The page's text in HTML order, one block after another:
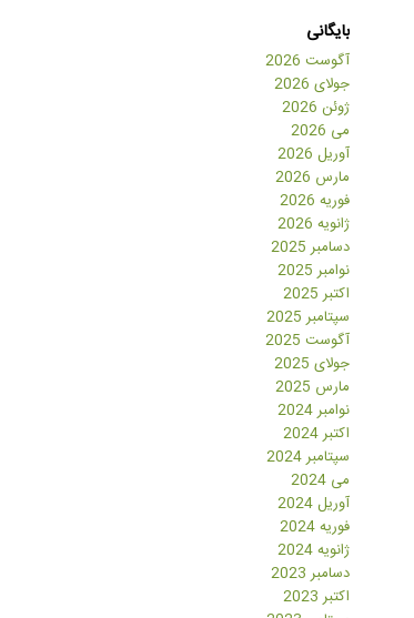
بایگانی
آگوست 2026
جولای 2026
ژوئن 2026
می 2026
آوریل 2026
مارس 2026
فوریه 2026
ژانویه 2026
دسامبر 2025
نوامبر 2025
اکتبر 2025
سپتامبر 2025
آگوست 2025
جولای 2025
مارس 2025
نوامبر 2024
اکتبر 2024
سپتامبر 2024
می 2024
آوریل 2024
فوریه 2024
ژانویه 2024
دسامبر 2023
اکتبر 2023